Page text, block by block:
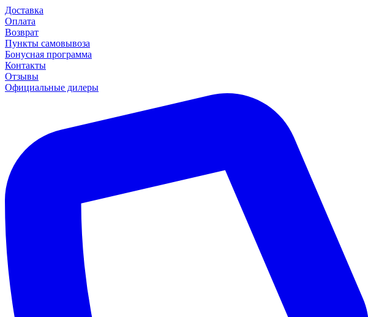
Доставка
Оплата
Возврат
Пункты самовывоза
Бонусная программа
Контакты
Отзывы
Официальные дилеры